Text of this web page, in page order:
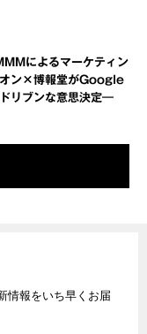
によるマーケティン
ン×博報堂がGoogle
リブンな意思決定―
情報をいち早くお届